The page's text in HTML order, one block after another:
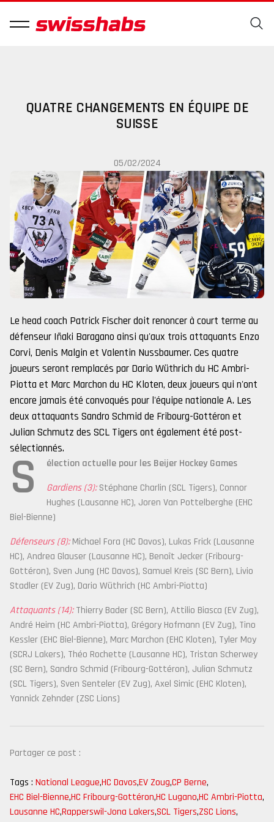
QUATRE CHANGEMENTS EN ÉQUIPE DE
SUISSE
05/02/2024
Le head coach Patrick Fischer doit renoncer à court terme au
défenseur Iñaki Baragano ainsi qu'aux trois attaquants Enzo
Corvi, Denis Malgin et Valentin Nussbaumer. Ces quatre
joueurs seront remplacés par Dario Wüthrich du HC Ambri-
Piotta et Marc Marchon du HC Kloten, deux joueurs qui n'ont
encore jamais été convoqués pour l'équipe nationale A. Les
deux attaquants Sandro Schmid de Fribourg-Gottéron et
Julian Schmutz des SCL Tigers ont également été post-
sélectionnés.
S
élection actuelle pour les Beijer Hockey Games
Gardiens (3):Stéphane Charlin (SCL Tigers), Connor
Hughes (Lausanne HC), Joren Van Pottelberghe (EHC
Biel-Bienne)
Défenseurs (8):Michael Fora (HC Davos), Lukas Frick (Lausanne
HC), Andrea Glauser (Lausanne HC), Benoît Jecker (Fribourg-
Gottéron), Sven Jung (HC Davos), Samuel Kreis (SC Bern), Livio
Stadler (EV Zug), Dario Wüthrich (HC Ambri-Piotta)
Attaquants (14):Thierry Bader (SC Bern), Attilio Biasca (EV Zug),
André Heim (HC Ambri-Piotta), Grégory Hofmann (EV Zug), Tino
Kessler (EHC Biel-Bienne), Marc Marchon (EHC Kloten), Tyler Moy
(SCRJ Lakers), Théo Rochette (Lausanne HC), Tristan Scherwey
(SC Bern), Sandro Schmid (Fribourg-Gottéron), Julian Schmutz
(SCL Tigers), Sven Senteler (EV Zug), Axel Simic (EHC Kloten),
Yannick Zehnder (ZSC Lions)
Partager ce post :
Tags : National League,HC Davos,EV Zoug,CP Berne,
EHC Biel-Bienne,HC Fribourg-Gottéron,HC Lugano,HC Ambri-Piotta,
Lausanne HC,Rapperswil-Jona Lakers,SCL Tigers,ZSC Lions,